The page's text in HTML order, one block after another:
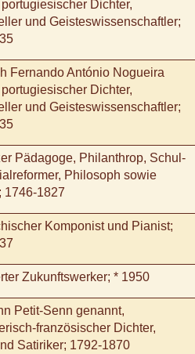
Dichter,
und Geisteswissenschaftler;
Fernando António Nogueira
Dichter,
und Geisteswissenschaftler;
Pädagoge, Philanthrop, Schul-
Philosoph sowie
1746-1827
Komponist und Pianist;
Zukunftswerker; * 1950
Petit-Senn genannt,
französischer Dichter,
Satiriker; 1792-1870